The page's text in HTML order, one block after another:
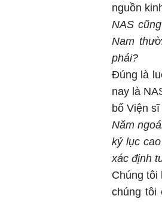
nguồn
NAS
Nam
phái?
Đúng là
nay là
bố Viện
Năm
kỷ lục
xác định
Chúng tôi
chúng tôi